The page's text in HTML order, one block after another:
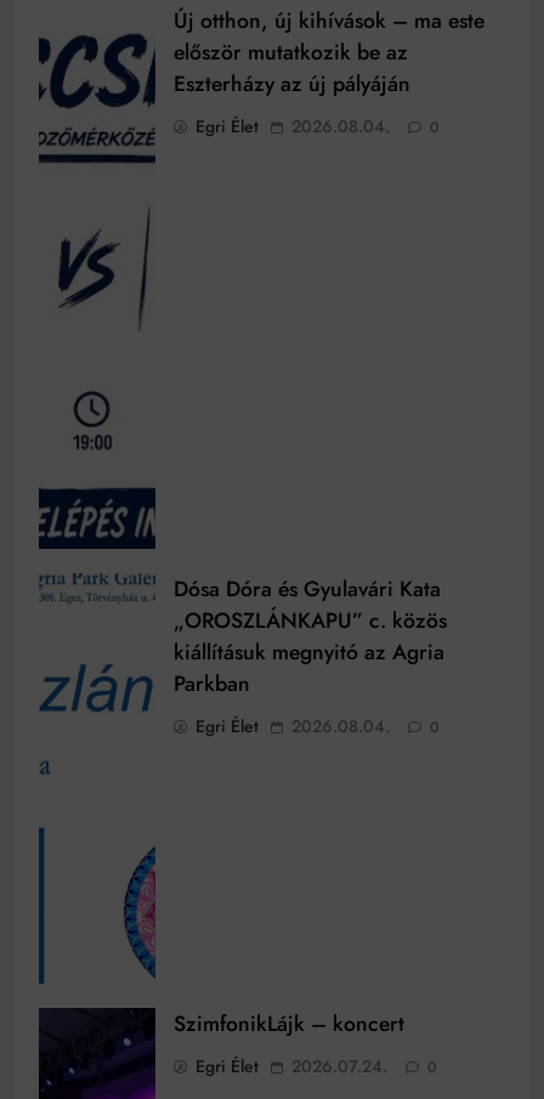
Új otthon, új kihívások – ma este
először mutatkozik be az
Eszterházy az új pályáján
Egri Élet 2026.08.04. 0
Dósa Dóra és Gyulavári Kata
„OROSZLÁNKAPU” c. közös
kiállításuk megnyitó az Agria
Parkban
Egri Élet 2026.08.04. 0
SzimfonikLájk – koncert
Egri Élet 2026.07.24. 0